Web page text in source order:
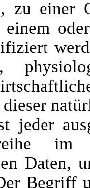
zu einer
jeder
im
Daten,
Begriff